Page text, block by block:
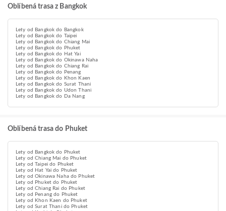
Oblíbená trasa z Bangkok
Lety od Bangkok do Bangkok
Lety od Bangkok do Taipei
Lety od Bangkok do Chiang Mai
Lety od Bangkok do Phuket
Lety od Bangkok do Hat Yai
Lety od Bangkok do Okinawa Naha
Lety od Bangkok do Chiang Rai
Lety od Bangkok do Penang
Lety od Bangkok do Khon Kaen
Lety od Bangkok do Surat Thani
Lety od Bangkok do Udon Thani
Lety od Bangkok do Da Nang
Oblíbená trasa do Phuket
Lety od Bangkok do Phuket
Lety od Chiang Mai do Phuket
Lety od Taipei do Phuket
Lety od Hat Yai do Phuket
Lety od Okinawa Naha do Phuket
Lety od Phuket do Phuket
Lety od Chiang Rai do Phuket
Lety od Penang do Phuket
Lety od Khon Kaen do Phuket
Lety od Surat Thani do Phuket